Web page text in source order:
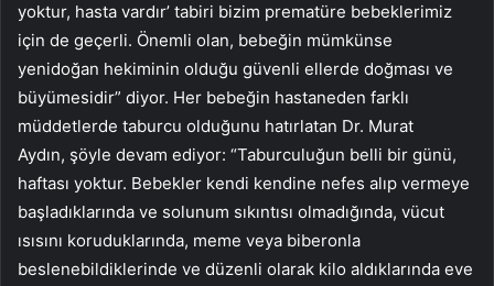
yoktur, hasta vardır’ tabiri bizim prematüre bebeklerimiz
için de geçerli. Önemli olan, bebeğin mümkünse
yenidoğan hekiminin olduğu güvenli ellerde doğması ve
büyümesidir” diyor. Her bebeğin hastaneden farklı
müddetlerde taburcu olduğunu hatırlatan Dr. Murat
Aydın, şöyle devam ediyor: “Taburculuğun belli bir günü,
haftası yoktur. Bebekler kendi kendine nefes alıp vermeye
başladıklarında ve solunum sıkıntısı olmadığında, vücut
ısısını koruduklarında, meme veya biberonla
beslenebildiklerinde ve düzenli olarak kilo aldıklarında eve